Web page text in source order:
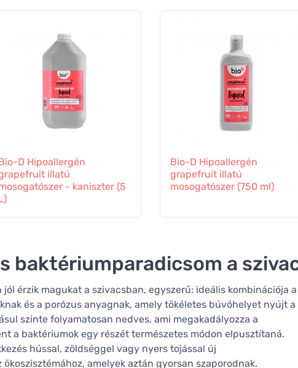
D Hipoallergén
illatú
- kaniszter (5
Bio-D Hipoallergén
grapefruit illatú
mosogatószer (750 ml)
baktériumparadicsom a
érzik magukat a szivacsban, egyszerű: ideális kombinációja a
és a porózus anyagnak, amely tökéletes búvóhelyet nyújt a
szinte folyamatosan nedves, ami megakadályozza a
a baktériumok egy részét természetes módon elpusztítaná.
hússal, zöldséggel vagy nyers tojással új
amelyek aztán gyorsan szaporodnak.